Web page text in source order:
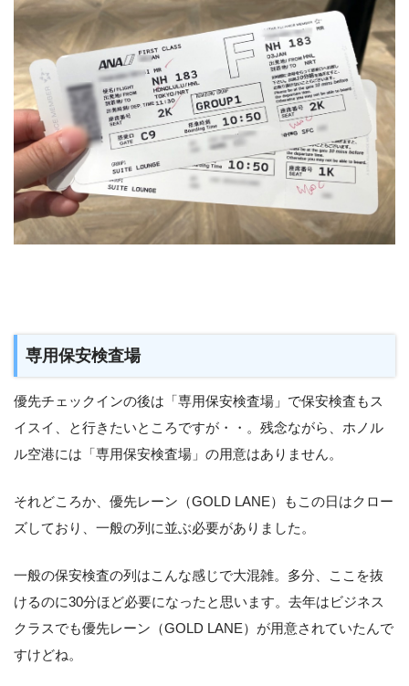
専用保安検査場
優先チェックインの後は「専用保安検査場」で保安検査もス
イスイ、と行きたいところですが・・。残念ながら、ホノル
ル空港には「専用保安検査場」の用意はありません。
それどころか、優先レーン（GOLD LANE）もこの日はクロー
ズしており、一般の列に並ぶ必要がありました。
一般の保安検査の列はこんな感じで大混雑。多分、ここを抜
けるのに30分ほど必要になったと思います。去年はビジネス
クラスでも優先レーン（GOLD LANE）が用意されていたんで
すけどね。